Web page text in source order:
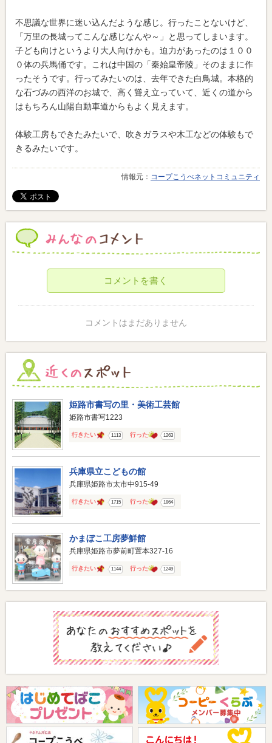
不思議な世界に迷い込んだような感じ。行ったことないけど、
「万里の長城ってこんな感じなんや～」と思ってしまいます。
子ども向けというより大人向けかも。迫力があったのは１００
０体の兵馬俑です。これは中国の「秦始皇帝陵」そのままに作
ったそうです。行ってみたいのは、去年できた白鳥城。本格的
な石づみの西洋のお城で、高く聳え立っていて、近くの道から
はもちろん山陽自動車道からもよく見えます。
体験工房もできたみたいで、吹きガラスや木工などの体験もで
きるみたいです。
情報元： コープこうべネットコミュニティ
コメントを書く
コメントはまだありません
姫路市書写の里・美術工芸館
姫路市書写1223
行きたい 1113 行った 1263
兵庫県立こどもの館
兵庫県姫路市太市中915-49
行きたい 1715 行った 1864
かまぼこ工房夢鮮館
兵庫県姫路市夢前町置本327-16
行きたい 1144 行った 1249